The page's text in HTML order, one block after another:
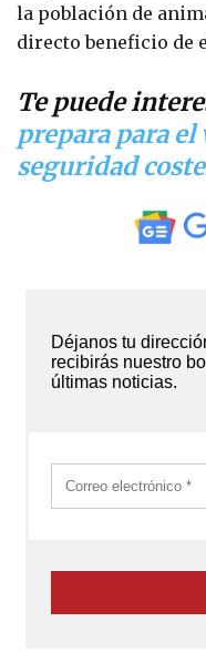
la población de
directo beneficio de
Te puede
prepara para
seguridad